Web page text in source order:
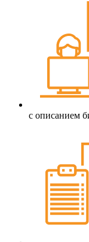
с описанием